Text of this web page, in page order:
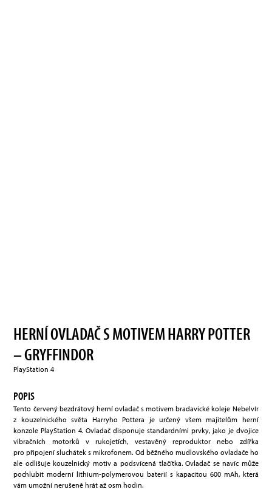
HERNÍ OVLADAČ S MOTIVEM HARRY POTTER
– GRYFFINDOR
PlayStation 4
POPIS
Tento červený bezdrátový herní ovladač s motivem bradavické koleje Nebelvír
z kouzelnického světa Harryho Pottera je určený všem majitelům herní
konzole PlayStation 4. Ovladač disponuje standardními prvky, jako je dvojice
vibračních motorků v rukojetích, vestavěný reproduktor nebo zdířka
pro připojení sluchátek s mikrofonem. Od běžného mudlovského ovladače ho
ale odlišuje kouzelnický motiv a podsvícená tlačítka. Ovladač se navíc může
pochlubit moderní lithium-polymerovou baterií s kapacitou 600 mAh, která
vám umožní nerušeně hrát až osm hodin.